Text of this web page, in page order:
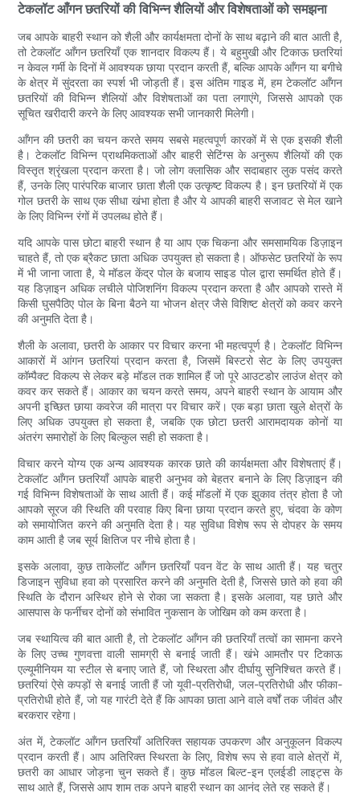
टेकलॉट आँगन छतरियों की विभिन्न शैलियों और विशेषताओं को समझना
जब आपके बाहरी स्थान को शैली और कार्यक्षमता दोनों के साथ बढ़ाने की बात आती है,
तो टेकलॉट आँगन छतरियाँ एक शानदार विकल्प हैं। ये बहुमुखी और टिकाऊ छतरियां
न केवल गर्मी के दिनों में आवश्यक छाया प्रदान करती हैं, बल्कि आपके आँगन या बगीचे
के क्षेत्र में सुंदरता का स्पर्श भी जोड़ती हैं। इस अंतिम गाइड में, हम टेकलॉट आँगन
छतरियों की विभिन्न शैलियों और विशेषताओं का पता लगाएंगे, जिससे आपको एक
सूचित खरीदारी करने के लिए आवश्यक सभी जानकारी मिलेगी।
आँगन की छतरी का चयन करते समय सबसे महत्वपूर्ण कारकों में से एक इसकी शैली
है। टेकलॉट विभिन्न प्राथमिकताओं और बाहरी सेटिंग्स के अनुरूप शैलियों की एक
विस्तृत श्रृंखला प्रदान करता है। जो लोग क्लासिक और सदाबहार लुक पसंद करते
हैं, उनके लिए पारंपरिक बाजार छाता शैली एक उत्कृष्ट विकल्प है। इन छतरियों में एक
गोल छतरी के साथ एक सीधा खंभा होता है और ये आपकी बाहरी सजावट से मेल खाने
के लिए विभिन्न रंगों में उपलब्ध होते हैं।
यदि आपके पास छोटा बाहरी स्थान है या आप एक चिकना और समसामयिक डिज़ाइन
चाहते हैं, तो एक ब्रैकट छाता अधिक उपयुक्त हो सकता है। ऑफसेट छतरियों के रूप
में भी जाना जाता है, ये मॉडल केंद्र पोल के बजाय साइड पोल द्वारा समर्थित होते हैं।
यह डिज़ाइन अधिक लचीले पोजिशनिंग विकल्प प्रदान करता है और आपको रास्ते में
किसी घुसपैठिए पोल के बिना बैठने या भोजन क्षेत्र जैसे विशिष्ट क्षेत्रों को कवर करने
की अनुमति देता है।
शैली के अलावा, छतरी के आकार पर विचार करना भी महत्वपूर्ण है। टेकलॉट विभिन्न
आकारों में आंगन छतरियां प्रदान करता है, जिसमें बिस्टरो सेट के लिए उपयुक्त
कॉम्पैक्ट विकल्प से लेकर बड़े मॉडल तक शामिल हैं जो पूरे आउटडोर लाउंज क्षेत्र को
कवर कर सकते हैं। आकार का चयन करते समय, अपने बाहरी स्थान के आयाम और
अपनी इच्छित छाया कवरेज की मात्रा पर विचार करें। एक बड़ा छाता खुले क्षेत्रों के
लिए अधिक उपयुक्त हो सकता है, जबकि एक छोटा छतरी आरामदायक कोनों या
अंतरंग समारोहों के लिए बिल्कुल सही हो सकता है।
विचार करने योग्य एक अन्य आवश्यक कारक छाते की कार्यक्षमता और विशेषताएं हैं।
टेकलॉट आँगन छतरियाँ आपके बाहरी अनुभव को बेहतर बनाने के लिए डिज़ाइन की
गई विभिन्न विशेषताओं के साथ आती हैं। कई मॉडलों में एक झुकाव तंत्र होता है जो
आपको सूरज की स्थिति की परवाह किए बिना छाया प्रदान करते हुए, चंदवा के कोण
को समायोजित करने की अनुमति देता है। यह सुविधा विशेष रूप से दोपहर के समय
काम आती है जब सूर्य क्षितिज पर नीचे होता है।
इसके अलावा, कुछ ताकेलॉट आँगन छतरियाँ पवन वेंट के साथ आती हैं। यह चतुर
डिजाइन सुविधा हवा को प्रसारित करने की अनुमति देती है, जिससे छाते को हवा की
स्थिति के दौरान अस्थिर होने से रोका जा सकता है। इसके अलावा, यह छाते और
आसपास के फर्नीचर दोनों को संभावित नुकसान के जोखिम को कम करता है।
जब स्थायित्व की बात आती है, तो टेकलॉट आँगन की छतरियाँ तत्वों का सामना करने
के लिए उच्च गुणवत्ता वाली सामग्री से बनाई जाती हैं। खंभे आमतौर पर टिकाऊ
एल्यूमीनियम या स्टील से बनाए जाते हैं, जो स्थिरता और दीर्घायु सुनिश्चित करते हैं।
छतरियां ऐसे कपड़ों से बनाई जाती हैं जो यूवी-प्रतिरोधी, जल-प्रतिरोधी और फीका-
प्रतिरोधी होते हैं, जो यह गारंटी देते हैं कि आपका छाता आने वाले वर्षों तक जीवंत और
बरकरार रहेगा।
अंत में, टेकलॉट आँगन छतरियाँ अतिरिक्त सहायक उपकरण और अनुकूलन विकल्प
प्रदान करती हैं। आप अतिरिक्त स्थिरता के लिए, विशेष रूप से हवा वाले क्षेत्रों में,
छतरी का आधार जोड़ना चुन सकते हैं। कुछ मॉडल बिल्ट-इन एलईडी लाइट्स के
साथ आते हैं, जिससे आप शाम तक अपने बाहरी स्थान का आनंद लेते रह सकते हैं।